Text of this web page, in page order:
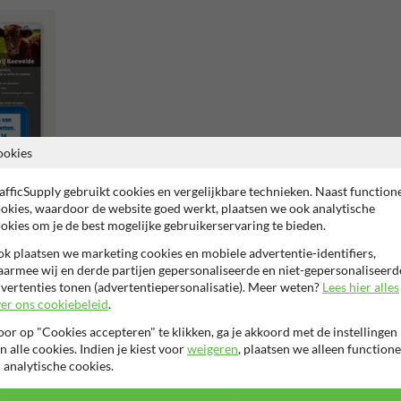
op reflecterende folie
gebruikt cookies en vergelijkbare technieken. Naast
waardoor de website goed werkt, plaatsen we ook analytische
om je de best mogelijke gebruikerservaring te bieden.
plaatsen we marketing cookies en mobiele advertentie-identifiers,
wij en derde partijen gepersonaliseerde en niet-
tonen (advertentiepersonalisatie). Meer weten? Lees hier alles
ons cookiebeleid.
op "Cookies accepteren" te klikken, ga je akkoord met de instellingen
alle cookies. Indien je kiest voorweigeren, plaatsen we alleen
analytische cookies.